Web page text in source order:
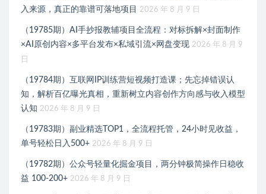
入来源，真正的靠谱可落地项目
2026 年 8 月 9 日
（19785期）AI手抄报教辅项目全流程：对标拆解×封面制作
×AI原创内容×多平台发布×私域引流×网盘变现 2026 年 8 月 9
日
（19784期）互联网IP训练营短视频打造课；先忘掉错误认
知，解析百亿曝光真相，重新树立内容创作方向感与收入模型
认知 2026 年 8 月 9 日
（19783期）副业精选TOP1，全流程托管，24小时见收益，
单号轻松日入500+ 2026 年 8 月 9 日
（19782期）公众号轻量化掘金项目，两分钟极简操作日稳收
益 100-200+ 2026 年 8 月 9 日